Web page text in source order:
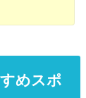
めスポ